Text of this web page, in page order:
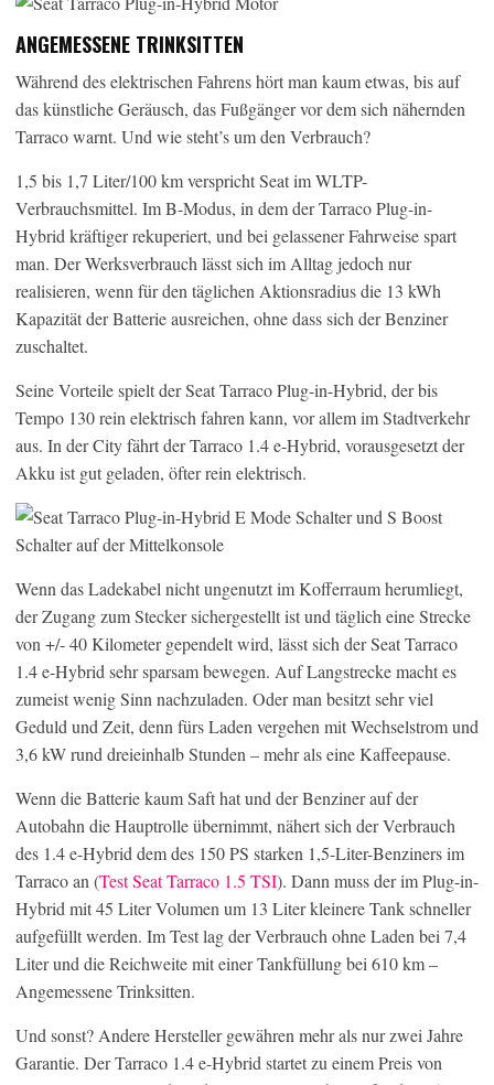
ANGEMESSENE TRINKSITTEN
Während des elektrischen Fahrens hört man kaum etwas, bis auf
das künstliche Geräusch, das Fußgänger vor dem sich nähernden
Tarraco warnt. Und wie steht’s um den Verbrauch?
1,5 bis 1,7 Liter/100 km verspricht Seat im WLTP-
Verbrauchsmittel. Im B-Modus, in dem der Tarraco Plug-in-
Hybrid kräftiger rekuperiert, und bei gelassener Fahrweise spart
man. Der Werksverbrauch lässt sich im Alltag jedoch nur
realisieren, wenn für den täglichen Aktionsradius die 13 kWh
Kapazität der Batterie ausreichen, ohne dass sich der Benziner
zuschaltet.
Seine Vorteile spielt der Seat Tarraco Plug-in-Hybrid, der bis
Tempo 130 rein elektrisch fahren kann, vor allem im Stadtverkehr
aus. In der City fährt der Tarraco 1.4 e-Hybrid, vorausgesetzt der
Akku ist gut geladen, öfter rein elektrisch.
Wenn das Ladekabel nicht ungenutzt im Kofferraum herumliegt,
der Zugang zum Stecker sichergestellt ist und täglich eine Strecke
von +/- 40 Kilometer gependelt wird, lässt sich der Seat Tarraco
1.4 e-Hybrid sehr sparsam bewegen. Auf Langstrecke macht es
zumeist wenig Sinn nachzuladen. Oder man besitzt sehr viel
Geduld und Zeit, denn fürs Laden vergehen mit Wechselstrom und
3,6 kW rund dreieinhalb Stunden – mehr als eine Kaffeepause.
Wenn die Batterie kaum Saft hat und der Benziner auf der
Autobahn die Hauptrolle übernimmt, nähert sich der Verbrauch
des 1.4 e-Hybrid dem des 150 PS starken 1,5-Liter-Benziners im
Tarraco an (Test Seat Tarraco 1.5 TSI). Dann muss der im Plug-in-
Hybrid mit 45 Liter Volumen um 13 Liter kleinere Tank schneller
aufgefüllt werden. Im Test lag der Verbrauch ohne Laden bei 7,4
Liter und die Reichweite mit einer Tankfüllung bei 610 km –
Angemessene Trinksitten.
Und sonst? Andere Hersteller gewähren mehr als nur zwei Jahre
Garantie. Der Tarraco 1.4 e-Hybrid startet zu einem Preis von